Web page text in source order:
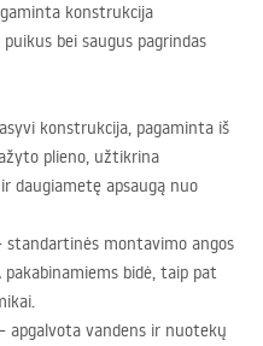
konstrukcija
bei saugus pagrindas
konstrukcija, pagaminta iš
plieno, užtikrina
daugiametę apsaugą nuo
montavimo angos
pakabinamiems bidė, taip pat
apgalvota vandens ir nuotekų